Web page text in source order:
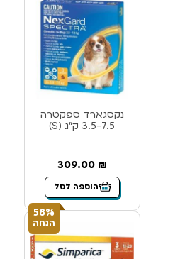
נקסגארד ספקטרה
3.5-7.5 ק”ג (S)
309.00 ₪
הוספה לסל
58%
הנחה